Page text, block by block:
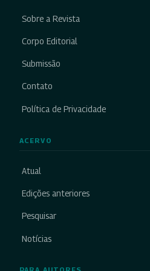
Sobre a Revista
Corpo Editorial
Submissão
Contato
Política de Privacidade
ACERVO
Atual
Edições anteriores
Pesquisar
Notícias